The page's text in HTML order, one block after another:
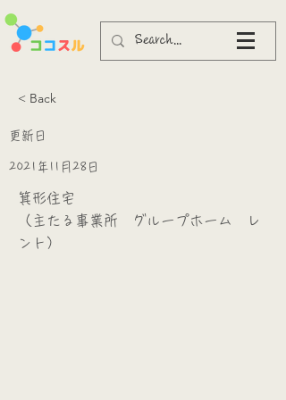
< Back
更新日
2021年11月28日
箕形住宅
（主たる事業所 グループホーム レ
ント）